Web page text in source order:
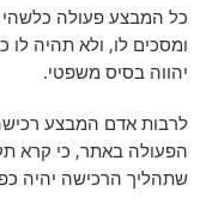
כל המבצע פעולה
ומסכים לו, ולא תהיה
יהווה בסיס משפטי.
לרבות אדם המבצע
הפעולה באתר, כי קרא
שתהליך הרכישה יהיה